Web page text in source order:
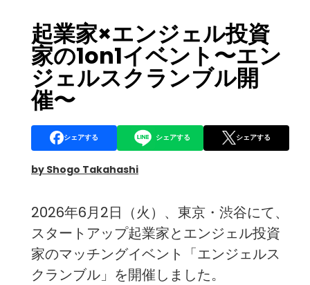
起業家×エンジェル投資
家の1on1イベント〜エン
ジェルスクランブル開
催〜
シェアする シェアする シェアする
by Shogo Takahashi
2026年6月2日（火）、東京・渋谷にて、
スタートアップ起業家とエンジェル投資
家のマッチングイベント「エンジェルス
クランブル」を開催しました。